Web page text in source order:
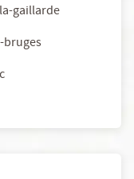
gaillarde
bruges